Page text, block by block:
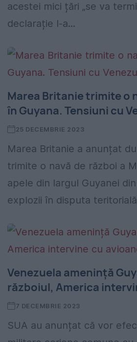
acestei mici țări „se va
declarație l-a...
Marea Britanie trimite o
în Guyana. Tensiuni cu
25 DECEMBRIE 2023
Marea Britanie a anunțat
trimite o navă de război a
apele din largul Guyanei
explozii în disputa
Venezuela amenință
războiul, America
7 DECEMBRIE 2023
SUA au anunțat că vor